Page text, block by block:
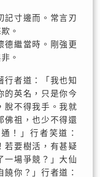
記寸邊而。常言刃
。
德繼當時。剛強更
。
行者道：「我也知
的英名，只是你今
脫不得我手。我就
佛祖，也少不得還
！」行者笑道：
若要樹活，有甚疑
一場爭競？」大仙
你？」行者道：